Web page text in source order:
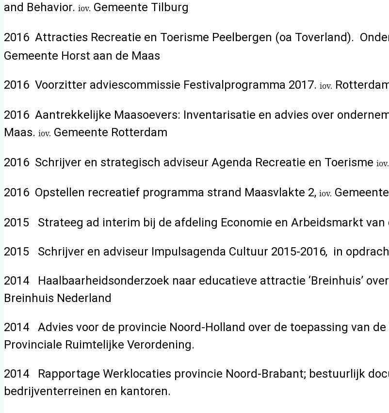
and Behavior. iov. Gemeente Tilburg
2016 Attracties Recreatie en Toerisme Peelbergen (oa Toverland).
Gemeente Horst aan de Maas
2016 Voorzitter adviescommissie Festivalprogramma 2017. iov.
2016 Aantrekkelijke Maasoevers: Inventarisatie en advies over
Maas. iov. Gemeente Rotterdam
2016 Schrijver en strategisch adviseur Agenda Recreatie en Toerisme iov.
2016 Opstellen recreatief programma strand Maasvlakte 2, iov.
2015 Strateeg ad interim bij de afdeling Economie en Arbeidsmarkt van
2015 Schrijver en adviseur Impulsagenda Cultuur 2015-2016, in
2014 Haalbaarheidsonderzoek naar educatieve attractie ‘Breinhuis’
Breinhuis Nederland
2014 Advies voor de provincie Noord-Holland over de toepassing van
Provinciale Ruimtelijke Verordening.
2014 Rapportage Werklocaties provincie Noord-Brabant; bestuurlijk
bedrijventerreinen en kantoren.